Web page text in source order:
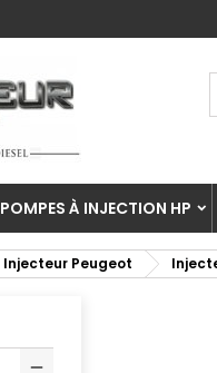
POMPES À INJECTION HP
Injecteur Peugeot